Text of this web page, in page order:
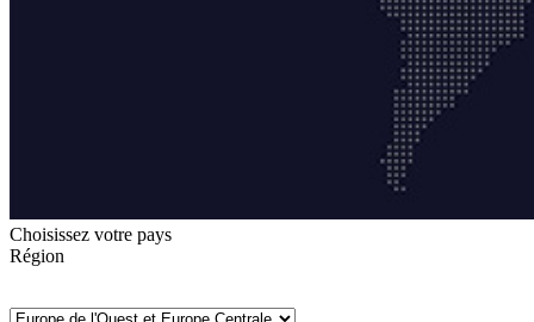
Choisissez votre pays
Région